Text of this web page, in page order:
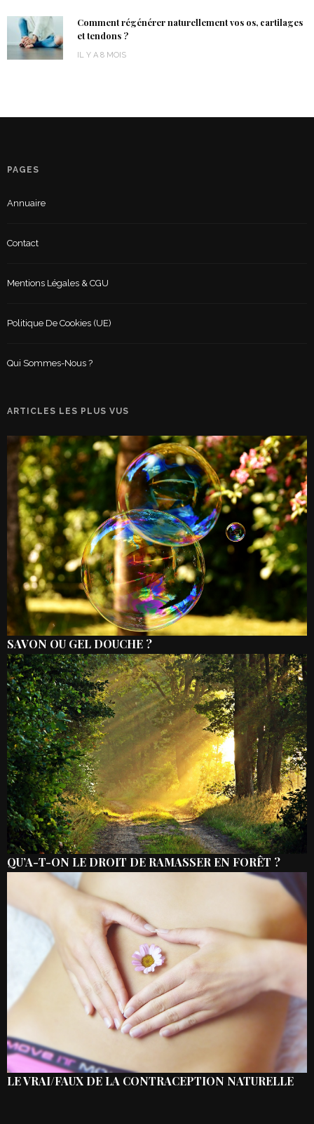
Comment régénérer naturellement vos os, cartilages
et tendons ?
IL Y A 8 MOIS
PAGES
Annuaire
Contact
Mentions Légales & CGU
Politique De Cookies (UE)
Qui Sommes-Nous ?
ARTICLES LES PLUS VUS
SAVON OU GEL DOUCHE ?
QU’A-T-ON LE DROIT DE RAMASSER EN FORÊT ?
LE VRAI/FAUX DE LA CONTRACEPTION NATURELLE